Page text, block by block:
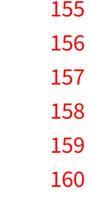
155
156
157
158
159
160